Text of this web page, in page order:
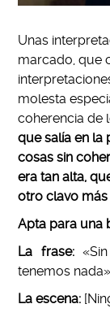
Unas
marcado, que
molesta
coherencia de
que salía en la
cosas sin
era tan alta,
otro clavo
Apta para una
La frase:«Sin
tenemos nada».
La escena: